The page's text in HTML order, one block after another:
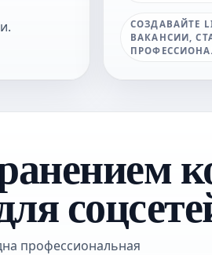
СОЗДАВАЙТЕ
ВАКАНСИИ,
профессиональная